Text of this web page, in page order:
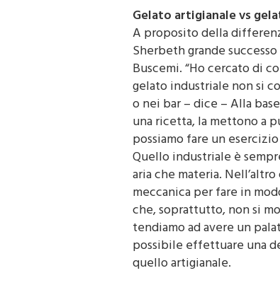
Gelato artigianale vs
A proposito della
Sherbeth grande
Buscemi. “Ho cercato di
gelato industriale non si
o nei bar – dice – Alla
una ricetta, la mettono a
possiamo fare un
Quello industriale è
aria che materia.
meccanica per fare in
che, soprattutto, non si
tendiamo ad avere un
possibile effettuare una
quello artigianale.